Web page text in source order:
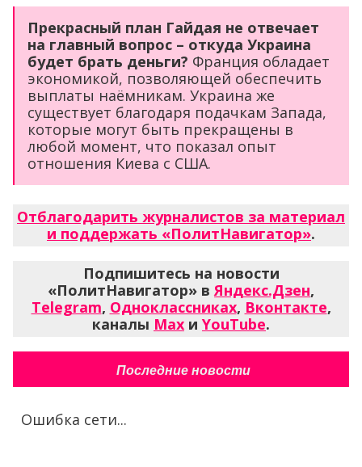
Прекрасный план Гайдая не отвечает
на главный вопрос – откуда Украина
будет брать деньги? Франция обладает
экономикой, позволяющей обеспечить
выплаты наёмникам. Украина же
существует благодаря подачкам Запада,
которые могут быть прекращены в
любой момент, что показал опыт
отношения Киева с США.
Отблагодарить журналистов за материал
и поддержать «ПолитНавигатор».
Подпишитесь на новости
«ПолитНавигатор» вЯндекс.Дзен,
Telegram, Одноклассниках, Вконтакте,
каналы Max и YouTube.
Последние новости
Ошибка сети...